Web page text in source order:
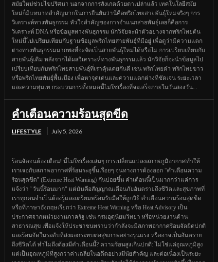
สมัยใหม่ช่วยไขปริศนา นอกจากการสังเกตด้วยตาเปล่าแล้ว เทคโนโลยีสมัย
ใหม่ก็มีบทบาทสำคัญมากในการยืนยันว่านี่คือพริกไทยสายพันธุ์ใหม่จริงๆ การ
วิเคราะห์ทางพันธุกรรม หัวใจสำคัญของการจำแนกสายพันธุ์เลยก็คือการ
วิเคราะห์ DNA หรือข้อมูลทางพันธุกรรม นักวิจัยจะนำตัวอย่างจากพริกไทยต้น
ใหม่นี้ไปเปรียบเทียบกับฐานข้อมูลพริกไทยสายพันธุ์ที่มีอยู่ เพื่อดูว่ามีความแตก
ต่างทางพันธุกรรมมากพอที่จะจัดเป็นสายพันธุ์ใหม่ได้หรือไม่ การเปรียบเทียบกับ
สายพันธุ์เดิม หลังจากได้ผลวิเคราะห์ทางพันธุกรรมแล้ว นักวิจัยก็จะนำข้อมูลไป
เปรียบเทียบกับพริกไทยสายพันธุ์ที่เราคุ้นเคยกันดี เช่น พริกไทยดำ พริกไทยขาว
หรือพริกไทยพันธุ์พื้นเมือง เพื่อหาจุดเด่นและความแตกต่างที่ชัดเจน ระยะเวลา
และความทุ่มเท กระบวนการทั้งหมดนี้ไม่ใช่เรื่องที่จะเสร็จภายในวันสองวัน...
คำเตือนความร้อนสุดขีด
LIFESTYLE July 5, 2026
ร้อนจัดจนต้องเตือน! นี่ไม่ใช่เรื่องเล่นๆ การเปลี่ยนแปลงสภาพภูมิอากาศทำให้
เราเจอกับสภาพอากาศที่ร้อนระอุขึ้นเรื่อยๆ จนทางการต้องออก "คำเตือนความ
ร้อนสุดขีด" (Extreme Heat Warning) กันบ่อยขึ้น คำเตือนนี้เป็นมากกว่าแค่การ
แจ้งว่า "วันนี้ร้อนมาก" แต่มันคือสัญญาณเตือนภัยอันตรายถึงชีวิตและสุขภาพที่
เราทุกคนจำเป็นต้องรู้และเตรียมพร้อมรับมือให้ถูกวิธี คำเตือนความร้อนสุดขีด
หรือที่ภาษาอังกฤษเรียกว่า Extreme Heat Warning หรือ Heat Advisory เป็น
ประกาศจากหน่วยงานภาครัฐ เช่น กรมอุตุนิยมวิทยา หรือหน่วยงานด้าน
สาธารณสุข เพื่อแจ้งให้ประชาชนทราบว่ากำลังจะมีสภาพอากาศร้อนจัดผิดปกติ
และร้อนจัดในระดับที่ส่งผลกระทบต่อสุขภาพอย่างรุนแรง หรืออาจเป็นอันตราย
ถึงชีวิตได้ ทำไมถึงต้องมีคำเตือนนี้? ความร้อนสูงเกินปกติ: ไม่ใช่แค่อุณหภูมิสูง
แต่เป็นอุณหภูมิที่สูงกว่าค่าเฉลี่ยในอดีตอย่างมีนัยสำคัญ และต่อเนื่องเป็นระยะ